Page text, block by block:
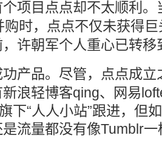
项目 点点却不太顺利。
时， 点点不仅未获得
许朝军个人重心已转移
产品。尽管，点点成
浪轻博客qing、网易
下“人人小站”跟进，但
流量都没有像Tumblr